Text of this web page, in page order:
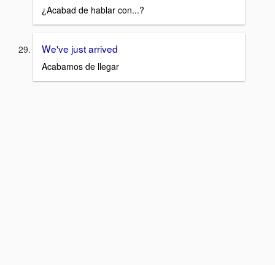
¿Acabad de hablar con...?
We've just arrived
Acabamos de llegar